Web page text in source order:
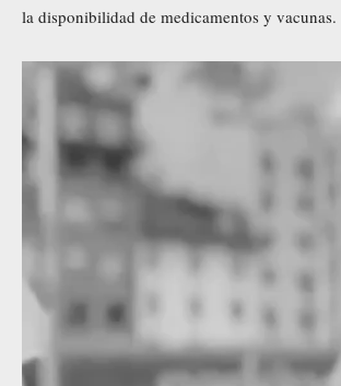
la disponibilidad de medicamentos y vacunas.
p
d
o